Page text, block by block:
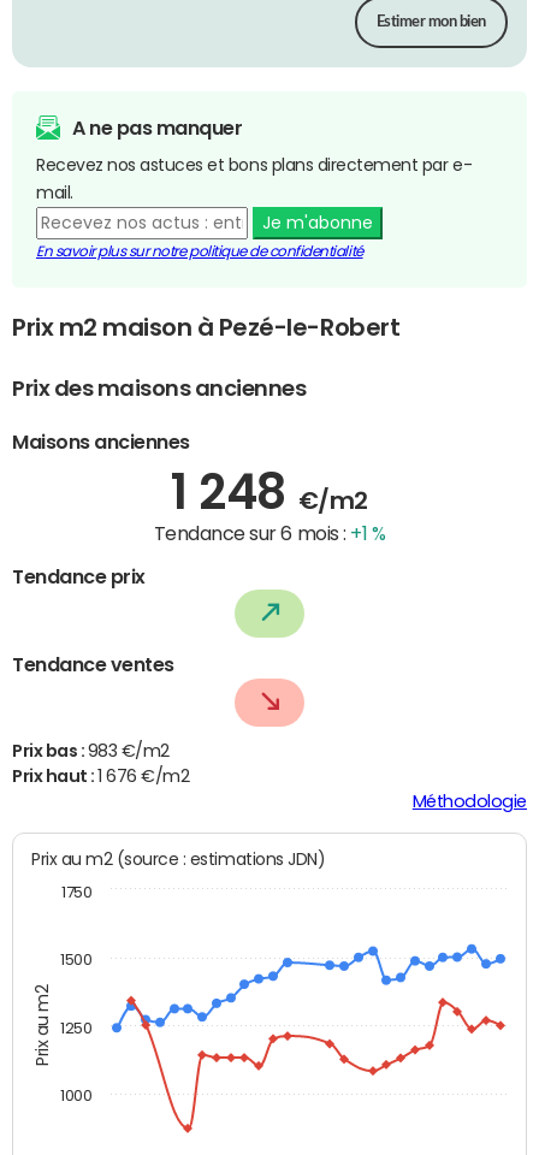
Estimer mon bien
A ne pas manquer
Recevez nos astuces et bons plans directement par e-
mail.
Je m'abonne
En savoir plus sur notre politique de confidentialité
Prix m2 maison à Pezé-le-Robert
Prix des maisons anciennes
Maisons anciennes
1 248 €/m2
Tendance sur 6 mois : +1 %
Tendance prix
Tendance ventes
Prix bas : 983 €/m2
Prix haut :
1 676 €/m2
Méthodologie
Prix au m2
Prix au m2 (source : estimations JDN)
1000
1250
1500
1750